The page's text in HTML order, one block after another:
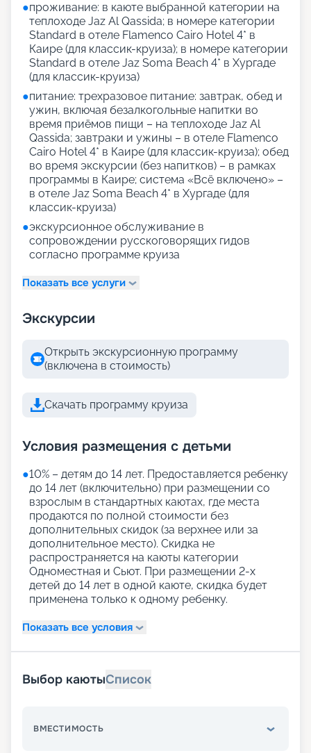
●проживание: в каюте выбранной категории на
теплоходе Jaz Al Qassida; в номере категории
Standard в отеле Flamenco Cairo Hotel 4* в
Каире (для классик-круиза); в номере категории
Standard в отеле Jaz Soma Beach 4* в Хургаде
(для классик-круиза)
●питание: трехразовое питание: завтрак, обед и
ужин, включая безалкогольные напитки во
время приёмов пищи – на теплоходе Jaz Al
Qassida; завтраки и ужины – в отеле Flamenco
Cairo Hotel 4* в Каире (для классик-круиза); обед
во время экскурсии (без напитков) – в рамках
программы в Каире; система «Всё включено» –
в отеле Jaz Soma Beach 4* в Хургаде (для
классик-круиза)
●экскурсионное обслуживание в
сопровождении русскоговорящих гидов
согласно программе круиза
Показать все услуги
Экскурсии
Открыть экскурсионную программу
(включена в стоимость)
Скачать программу круиза
Условия размещения с детьми
●10% – детям до 14 лет. Предоставляется ребенку
до 14 лет (включительно) при размещении со
взрослым в стандартных каютах, где места
продаются по полной стоимости без
дополнительных скидок (за верхнее или за
дополнительное место). Скидка не
распространяется на каюты категории
Одноместная и Сьют. При размещении 2-х
детей до 14 лет в одной каюте, скидка будет
применена только к одному ребенку.
Показать все условия
Выбор каютыСписок
ВМЕСТИМОСТЬ